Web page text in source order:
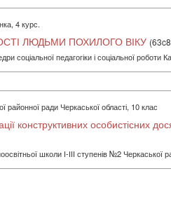
4 курс.
ЛЮДЬМИ ПОХИЛОГО ВІКУ
педагогіки і соціальної роботи
районної ради Черкаської області, 10 клас
особистісних
школи І-ІІІ ступенів №2 Черкаської